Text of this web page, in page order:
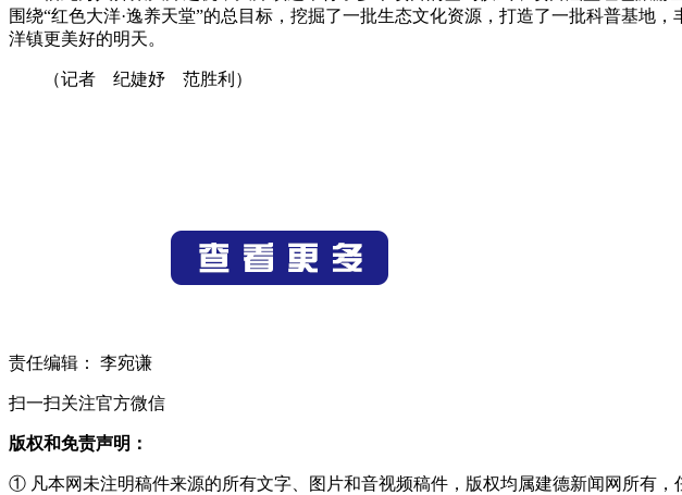
围绕“红色大洋·逸养天堂”的总目标，挖掘了一批生态文化资源，打造了一批科普基地
洋镇更美好的明天。
（记者 纪婕妤 范胜利）
责任编辑： 李宛谦
扫一扫关注官方微信
版权和免责声明：
① 凡本网未注明稿件来源的所有文字、图片和音视频稿件，版权均属建德新闻网所有